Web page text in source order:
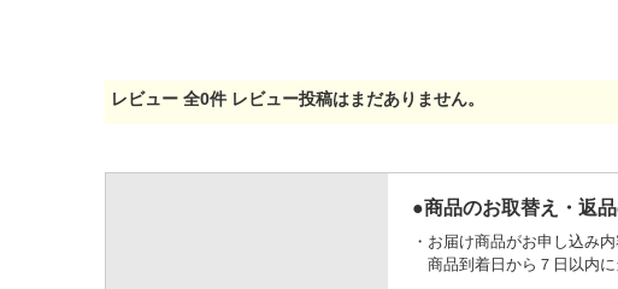
レビュー 全0件 レビュー投稿はまだありません。
●商品のお取替え・返
お届け商品がお申し込み
商品到着日から７日以内